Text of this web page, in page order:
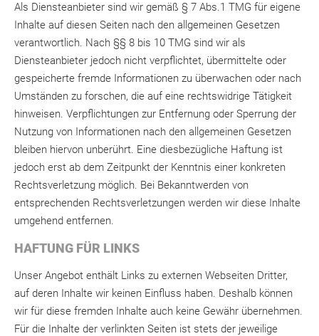
Als Diensteanbieter sind wir gemäß § 7 Abs.1 TMG für eigene
Inhalte auf diesen Seiten nach den allgemeinen Gesetzen
verantwortlich. Nach §§ 8 bis 10 TMG sind wir als
Diensteanbieter jedoch nicht verpflichtet, übermittelte oder
gespeicherte fremde Informationen zu überwachen oder nach
Umständen zu forschen, die auf eine rechtswidrige Tätigkeit
hinweisen. Verpflichtungen zur Entfernung oder Sperrung der
Nutzung von Informationen nach den allgemeinen Gesetzen
bleiben hiervon unberührt. Eine diesbezügliche Haftung ist
jedoch erst ab dem Zeitpunkt der Kenntnis einer konkreten
Rechtsverletzung möglich. Bei Bekanntwerden von
entsprechenden Rechtsverletzungen werden wir diese Inhalte
umgehend entfernen.
HAFTUNG FÜR LINKS
Unser Angebot enthält Links zu externen Webseiten Dritter,
auf deren Inhalte wir keinen Einfluss haben. Deshalb können
wir für diese fremden Inhalte auch keine Gewähr übernehmen.
Für die Inhalte der verlinkten Seiten ist stets der jeweilige